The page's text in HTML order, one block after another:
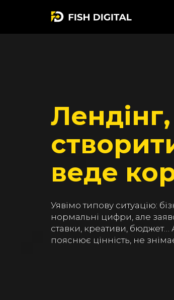
веде
Уявімо типову ситуацію:
нормальні цифри, але
ставки, креативи,
пояснює цінність, не